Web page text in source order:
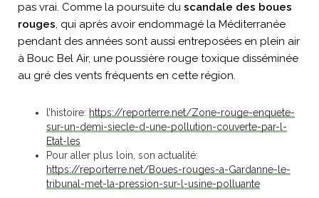
pas vrai. Comme la poursuite du scandale des boues
rouges, qui après avoir endommagé la Méditerranée
pendant des années sont aussi entreposées en plein air
à Bouc Bel Air, une poussière rouge toxique disséminée
au gré des vents fréquents en cette région.
l’histoire: https://reporterre.net/Zone-rouge-enquete-
sur-un-demi-siecle-d-une-pollution-couverte-par-l-
Etat-les
Pour aller plus loin, son actualité:
https://reporterre.net/Boues-rouges-a-Gardanne-le-
tribunal-met-la-pression-sur-l-usine-polluante